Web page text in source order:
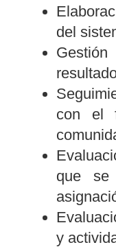
del
con el
que se
y